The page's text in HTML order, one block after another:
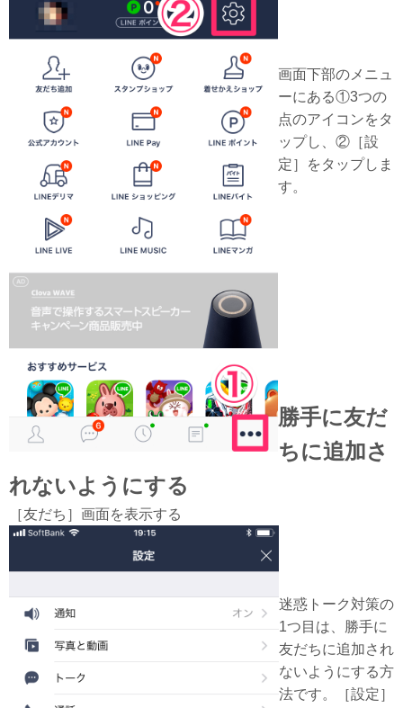
画面下部のメニュ
ーにある①3つの
点のアイコンをタ
ップし、②［設
定］をタップしま
す。
勝手に友だ
ちに追加さ
れないようにする
［友だち］画面を表示する
迷惑トーク対策の
1つ目は、勝手に
友だちに追加され
ないようにする方
法です。［設定］